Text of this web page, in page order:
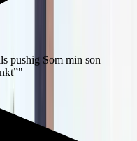
pushig Som min son
"